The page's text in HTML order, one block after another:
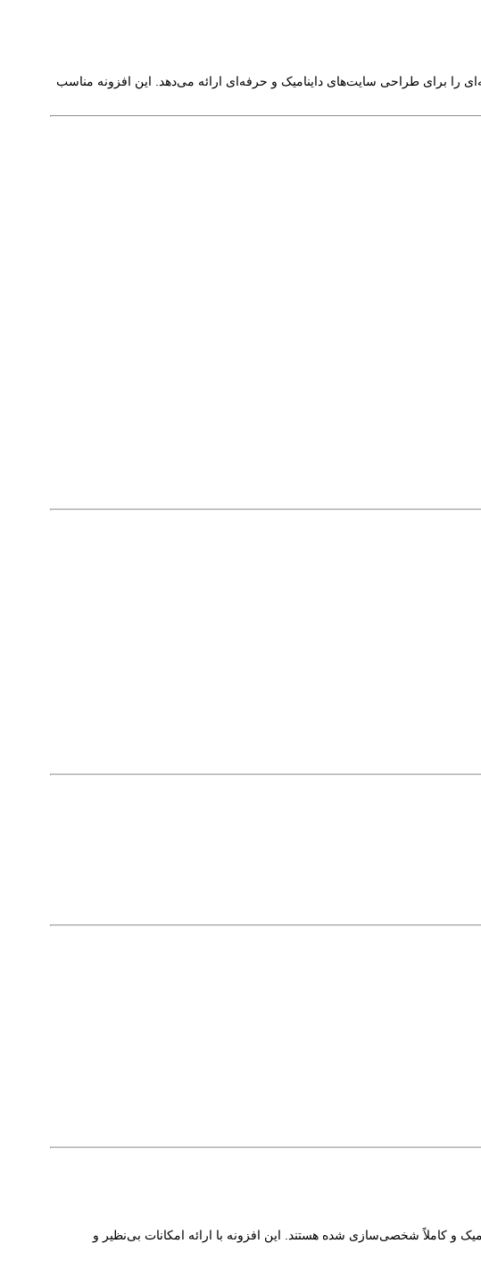
را برای طراحی سایت‌های داینامیک و حرفه‌ای ارائه می‌دهد. این افزونه مناسب
و کاملاً شخصی‌سازی شده هستند. این افزونه با ارائه امکانات بی‌نظیر و